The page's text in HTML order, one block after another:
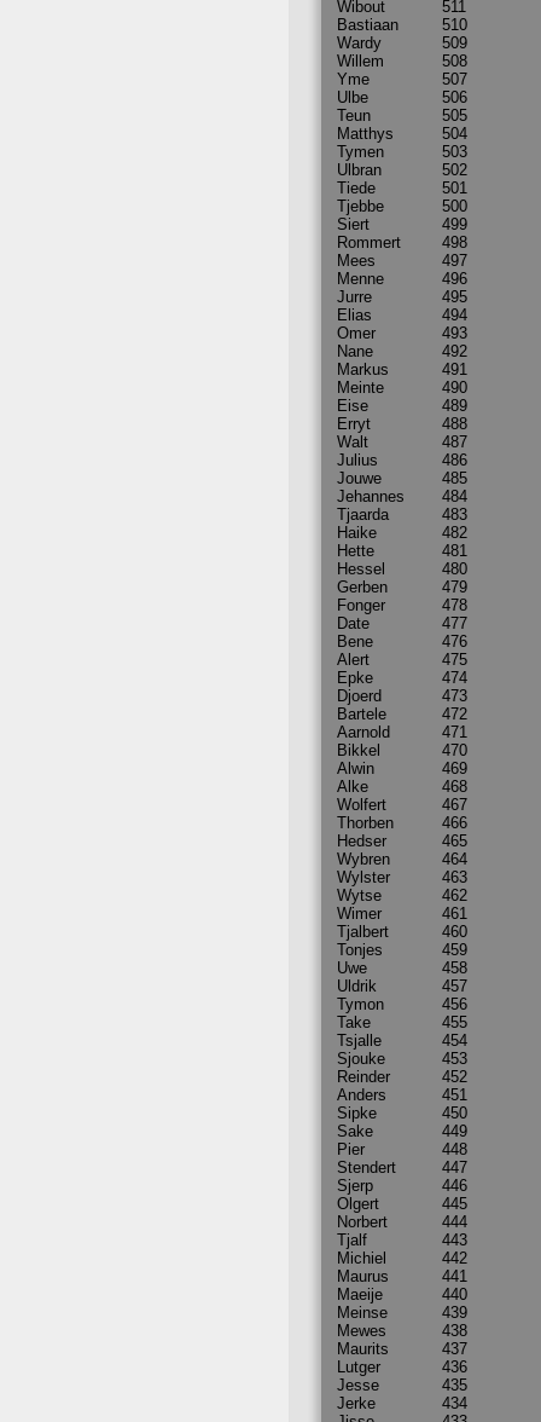
Wibout
511
Bastiaan
510
Wardy
509
Willem
508
Yme
507
Ulbe
506
Teun
505
Matthys
504
Tymen
503
Ulbran
502
Tiede
501
Tjebbe
500
Siert
499
Rommert
498
Mees
497
Menne
496
Jurre
495
Elias
494
Omer
493
Nane
492
Markus
491
Meinte
490
Eise
489
Erryt
488
Walt
487
Julius
486
Jouwe
485
Jehannes
484
Tjaarda
483
Haike
482
Hette
481
Hessel
480
Gerben
479
Fonger
478
Date
477
Bene
476
Alert
475
Epke
474
Djoerd
473
Bartele
472
Aarnold
471
Bikkel
470
Alwin
469
Alke
468
Wolfert
467
Thorben
466
Hedser
465
Wybren
464
Wylster
463
Wytse
462
Wimer
461
Tjalbert
460
Tonjes
459
Uwe
458
Uldrik
457
Tymon
456
Take
455
Tsjalle
454
Sjouke
453
Reinder
452
Anders
451
Sipke
450
Sake
449
Pier
448
Stendert
447
Sjerp
446
Olgert
445
Norbert
444
Tjalf
443
Michiel
442
Maurus
441
Maeije
440
Meinse
439
Mewes
438
Maurits
437
Lutger
436
Jesse
435
Jerke
434